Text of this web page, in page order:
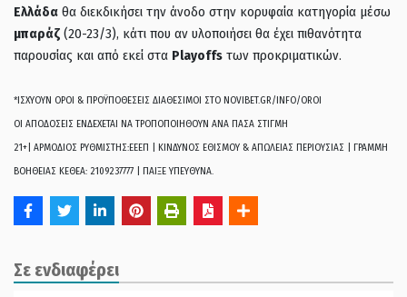
Ελλάδα θα διεκδικήσει την άνοδο στην κορυφαία κατηγορία μέσω
μπαράζ (20-23/3), κάτι που αν υλοποιήσει θα έχει πιθανότητα
παρουσίας και από εκεί στα Playoffs των προκριματικών.
*ΙΣΧΥΟΥΝ ΟΡΟΙ & ΠΡΟΫΠΟΘΕΣΕΙΣ ΔΙΑΘΕΣΙΜΟΙ ΣΤΟ NOVIBET.GR/INFO/OROI
ΟΙ ΑΠΟΔΟΣΕΙΣ ΕΝΔΕΧΕΤΑΙ ΝΑ ΤΡΟΠΟΠΟΙΗΘΟΥΝ ΑΝΑ ΠΑΣΑ ΣΤΙΓΜΗ
21+| ΑΡΜΟΔΙΟΣ ΡΥΘΜΙΣΤΗΣ:ΕΕΕΠ | ΚΙΝΔΥΝΟΣ ΕΘΙΣΜΟΥ & ΑΠΩΛΕΙΑΣ ΠΕΡΙΟΥΣΙΑΣ | ΓΡΑΜΜΗ
ΒΟΗΘΕΙΑΣ ΚΕΘΕΑ: 2109237777 | ΠΑΙΞΕ ΥΠΕΥΘΥΝΑ.
Σε ενδιαφέρει